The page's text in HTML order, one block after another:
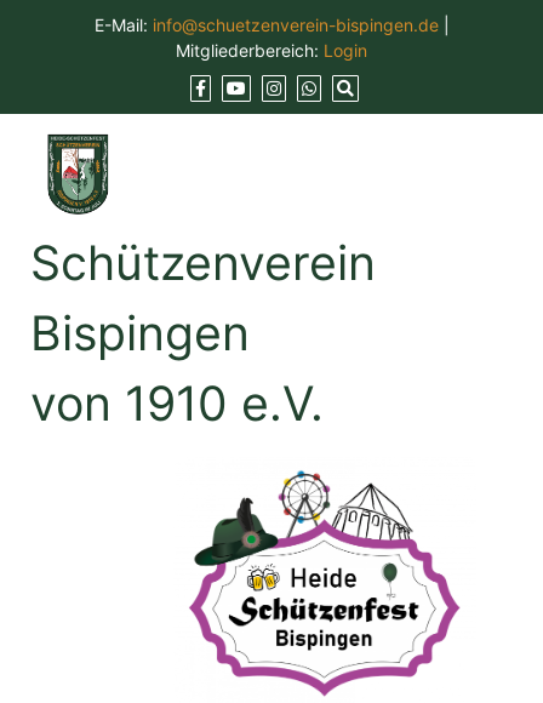
E-Mail: info@schuetzenverein-bispingen.de|
Mitgliederbereich: Login
Schützenverein
Bispingen
von 1910 e.V.